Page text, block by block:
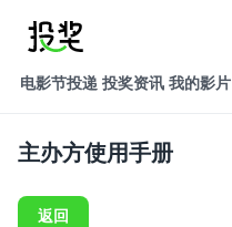
电影节投递 投奖资讯 我的影片
主办方使用手册
返回